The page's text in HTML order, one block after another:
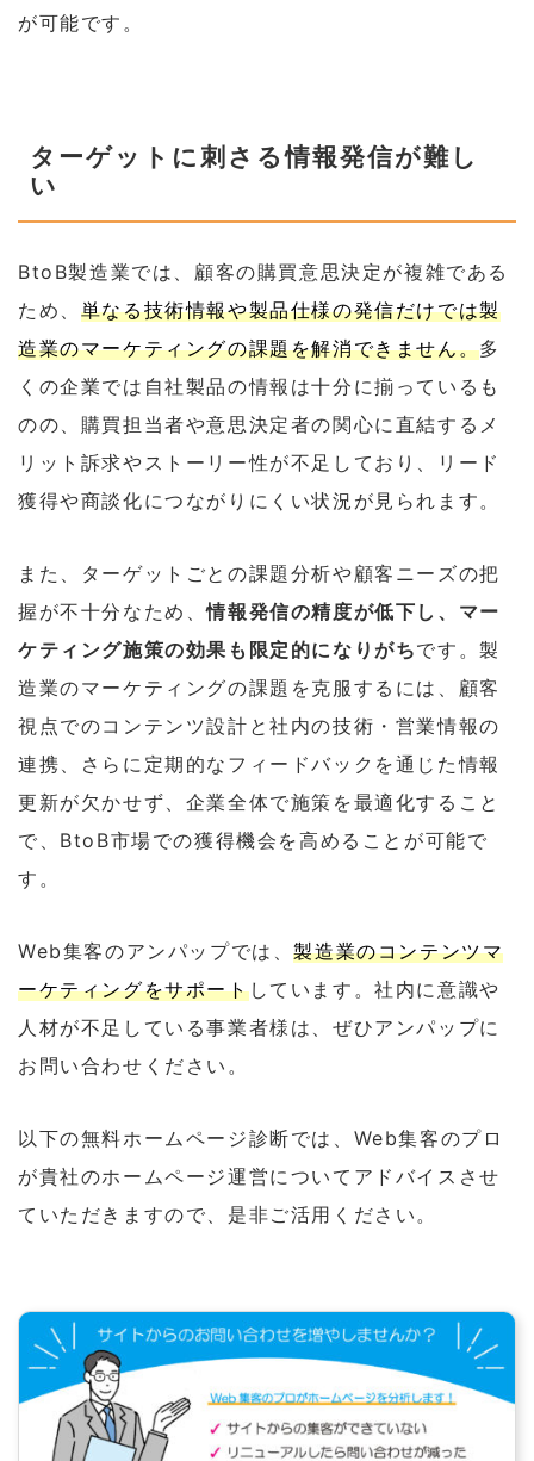
が可能です。
ターゲットに刺さる情報発信が難し
い
BtoB製造業では、顧客の購買意思決定が複雑である
ため、 単なる技術情報や製品仕様の発信だけでは製
造業のマーケティングの課題を解消できません。多
くの企業では自社製品の情報は十分に揃っているも
のの、購買担当者や意思決定者の関心に直結するメ
リット訴求やストーリー性が不足しており、リード
獲得や商談化につながりにくい状況が見られます。
また、ターゲットごとの課題分析や顧客ニーズの把
握が不十分なため、情報発信の精度が低下し、マー
ケティング施策の効果も限定的になりがちです。製
造業のマーケティングの課題を克服するには、顧客
視点でのコンテンツ設計と社内の技術・営業情報の
連携、さらに定期的なフィードバックを通じた情報
更新が欠かせず、企業全体で施策を最適化すること
で、BtoB市場での獲得機会を高めることが可能で
す。
Web集客のアンパップでは、製造業のコンテンツマ
ーケティングをサポートしています。社内に意識や
人材が不足している事業者様は、ぜひアンパップに
お問い合わせください。
以下の無料ホームページ診断では、Web集客のプロ
が貴社のホームページ運営についてアドバイスさせ
ていただきますので、是非ご活用ください。